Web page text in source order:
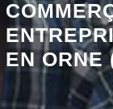
EN ORNE